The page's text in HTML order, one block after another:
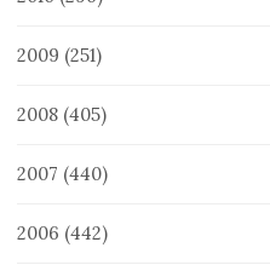
2009 (251)
2008 (405)
2007 (440)
2006 (442)